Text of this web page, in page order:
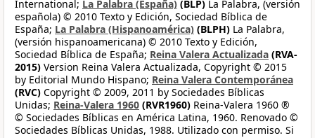
International; La Palabra (España) (BLP) La Palabra, (versión
española) © 2010 Texto y Edición, Sociedad Bíblica de
España; La Palabra (Hispanoamérica) (BLPH) La Palabra,
(versión hispanoamericana) © 2010 Texto y Edición,
Sociedad Bíblica de España; Reina Valera Actualizada (RVA-
2015) Version Reina Valera Actualizada, Copyright © 2015
by Editorial Mundo Hispano; Reina Valera Contemporánea
(RVC) Copyright © 2009, 2011 by Sociedades Bíblicas
Unidas; Reina-Valera 1960 (RVR1960) Reina-Valera 1960 ®
© Sociedades Bíblicas en América Latina, 1960. Renovado ©
Sociedades Bíblicas Unidas, 1988. Utilizado con permiso. Si